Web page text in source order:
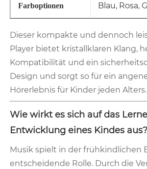
Farboptionen Blau, Rosa,
Dieser kompakte und dennoch
Player bietet kristallklaren Klang,
Kompatibilität und ein
Design und sorgt so für ein
Hörerlebnis für Kinder jeden Alters.
Wie wirkt es sich auf das
Entwicklung eines Kindes aus?
Musik spielt in der frühkindlichen
entscheidende Rolle. Durch die